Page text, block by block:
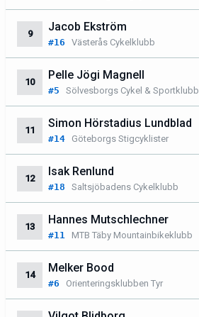
9
Jacob Ekström
#16 Västerås Cykelklubb
10
Pelle Jögi Magnell
#5 Sölvesborgs Cykel & Sportklubb
11
Simon Hörstadius Lundblad
#14 Göteborgs Stigcyklister
12
Isak Renlund
#18 Saltsjöbadens Cykelklubb
13
Hannes Mutschlechner
#11 MTB Täby Mountainbikeklubb
14
Melker Bood
#6 Orienteringsklubben Tyr